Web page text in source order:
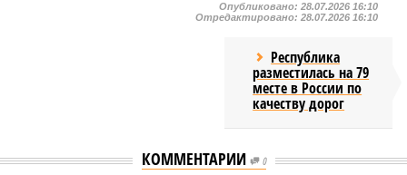
Опубликовано: 28.07.2026 16:10
Отредактировано: 28.07.2026 16:10
Республика
разместилась на 79
месте в России по
качеству дорог
КОММЕНТАРИИ 0